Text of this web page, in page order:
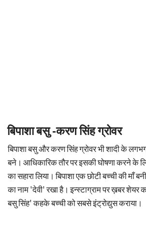
बिपाशा बसु -करण सिंह ग्रोवर
बिपाशा बसु और करण सिंह ग्रोवर भी शादी के
बने। आधिकारिक तौर पर इसकी घोषणा करने के
का सहारा लिया। बिपाशा एक छोटी बच्ची की माँ
का नाम 'देवी' रखा है। इन्स्टाग्राम पर ख़बर शेयर
बसु सिंह' कहके बच्ची को सबसे इंट्रोद्युस कराया।